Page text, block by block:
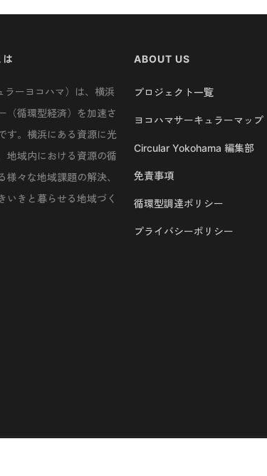
ーヨコハマ）は、横浜
（循環型経済）を加速さ
す。横浜にある資源に光
地域内における資源の循
々な地域課題の解決、
いきと暮らせる地域づく
ABOUT US
プロジェクト一覧
ヨコハマサーキュラーマップ
Circular Yokohama 編集部
免責事項
循環型調達ポリシー
プライバシーポリシー